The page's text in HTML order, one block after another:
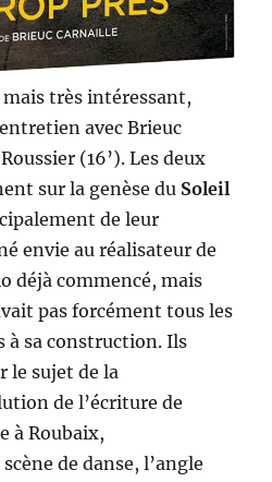
très intéressant,
avec Brieuc
(16’). Les deux
sur la genèse du Soleil
de leur
envie au réalisateur de
déjà commencé, mais
pas forcément tous les
à sa construction. Ils
le sujet de la
de l’écriture de
à Roubaix,
de danse, l’angle